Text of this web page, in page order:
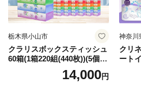
栃木県小山市
クラリスボックスティッシュ
60箱(1箱220組(440枚))(5個入
り×12セット)【1256759】
14,000円
神奈川
クリ
ート
パー
ール